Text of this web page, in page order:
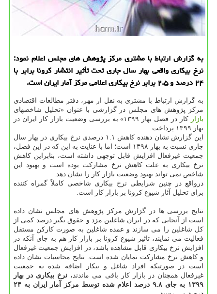
به گزارش ارتباط با مشتری مركز پژوهش های مجلس اعلام نمود:
نرخ بیكاری واقعی بهار سال جاری تحت تأثیر انتشار كرونا برابر با
۲۴ درصد و ۲.۵ برابر نرخ بیكاری اعلامی مركز آمار ایران است.
به گزارش ارتباط با مشتری به نقل از مهر، دفتر مطالعات اقتصادی
مرکز پژوهش های مجلس در گزارشی با عنوان «تحلیل شاخصهای
بازار
کار در فصل بهار ۱۳۹۹» به بررسی وضعیت بازار کار ایران در
بهار ۱۳۹۹ پرداخت.
این گزارش نشان دهنده کاهش ۱.۱ درصدی نرخ بیکاری در بهار سال
جاری نسبت به بهار ۱۳۹۸ است؛ اما با عنایت به این که در این فصل،
جمعیت غیرفعال افزایش قابل توجهی داشته است، بنابراین کاهش
نرخ بیکاری به علت کاهش نرخ مشارکت بوده است و بهبود این
شاخص نمی تواند بهبود وضعیت بازار کار را نشان دهد.
درواقع در چنین شرایطی نرخ بیکاری شاخصی کاملاً گمراه کننده
برای تحلیل آثار شیوع کرونا بر بازار کار است.
نتایج بررسی ها در گزارش مرکز پژوهش های مجلس نشان داده
است از آنجایی که در ایران شاغلین مزد و حقوق بگیر درصد کمی از
کل شاغلین را می سازند و عمده شاغلین به صورت کارکن مستقل
فعالیت می نمایند، تاثیر شیوع کرونا بر بازار کار هم به جای آنکه در
افزایش نرخ بیکاری قابل مشاهده باشد، در افزایش جمعیت غیرفعال
و کاهش نرخ مشارکت نمایان شده است. نتایج محاسبات نشان داده
است در صورتیکه افراد شاغل و بیکار اضافه شده به جمعیت
غیرفعال همچنان در بازار کار باقی می ماندند، نرخ بیکاری در بهار
۱۳۹۹ به جای ۹.۸ درصد اعلام شده توسط مرکز آمار ایران به ۲۴